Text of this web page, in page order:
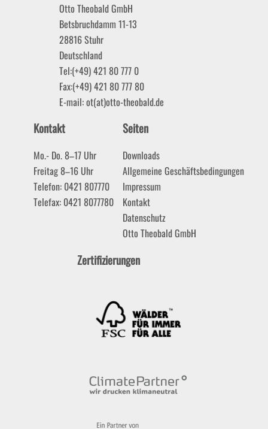
Otto Theobald GmbH
Betsbruchdamm 11-13
28816Stuhr
Deutschland
Tel:(+49) 421 80 777 0
Fax:(+49) 421 80 777 80
E-mail:ot(at)otto-theobald.de
Kontakt
Mo.- Do. 8–17 Uhr
Freitag 8–16 Uhr
Telefon: 0421 807770
Telefax: 0421 8077780
Seiten
Downloads
Allgemeine Geschäftsbedingungen
Impressum
Kontakt
Datenschutz
Otto Theobald GmbH
Zertifizierungen